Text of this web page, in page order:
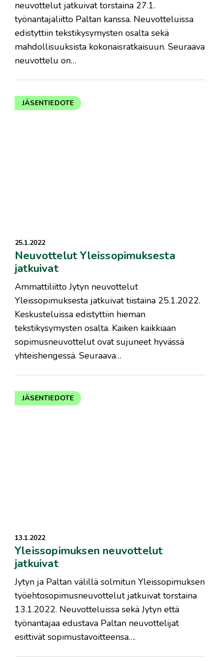
neuvottelut jatkuivat torstaina 27.1.
työnantajaliitto Paltan kanssa. Neuvotteluissa
edistyttiin tekstikysymysten osalta sekä
mahdollisuuksista kokonaisratkaisuun. Seuraava
neuvottelu on…
JÄSENTIEDOTE
25.1.2022
Neuvottelut Yleissopimuksesta
jatkuivat
​Ammattiliitto Jytyn neuvottelut
Yleissopimuksesta jatkuivat tiistaina 25.1.2022.
Keskusteluissa edistyttiin hieman
tekstikysymysten osalta. Kaiken kaikkiaan
sopimusneuvottelut ovat sujuneet hyvässä
yhteishengessä. Seuraava…
JÄSENTIEDOTE
13.1.2022
Yleissopimuksen neuvottelut
jatkuivat
Jytyn ja Paltan välillä solmitun Yleissopimuksen
työehtosopimusneuvottelut jatkuivat torstaina
13.1.2022. Neuvotteluissa sekä Jytyn että
työnantajaa edustava Paltan neuvottelijat
esittivät sopimustavoitteensa….